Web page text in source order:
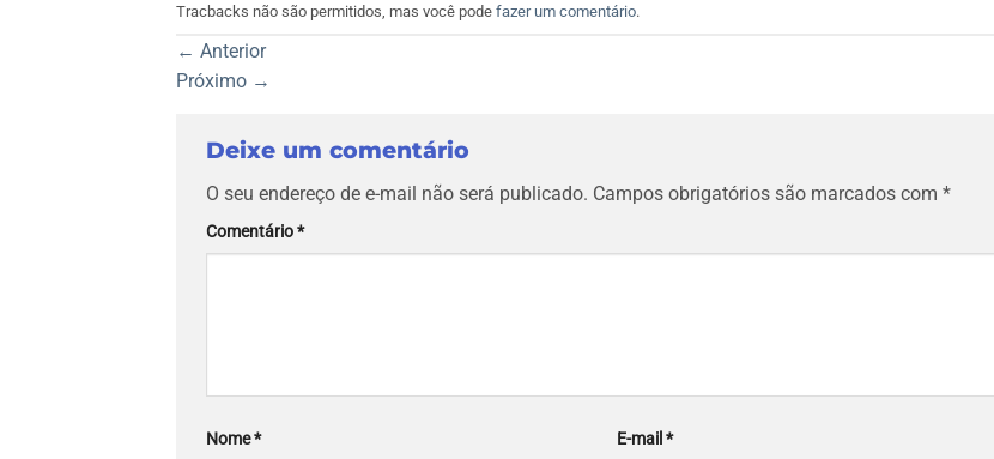
Tracbacks não são permitidos, mas você pode fazer um comentário.
← Anterior
Próximo →
Deixe um comentário
O seu endereço de e-mail não será publicado. Campos obrigatórios são marcados com *
Comentário*
Nome* E-mail*